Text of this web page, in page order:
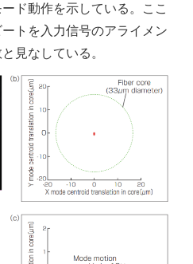
ド動作を示している。ここ
トを入力信号のアライメン
見なしている。